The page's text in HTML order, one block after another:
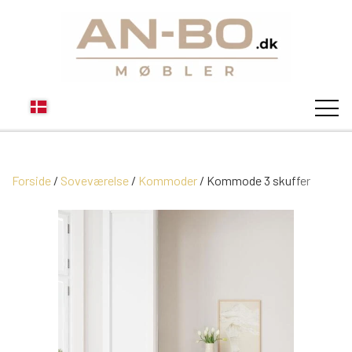
STUEN
MODUL SOFA DALLAS
SOFABORDE
SOVEVÆRELSE
Forside Soveværelse Kommoder Kommode 3 skuffer